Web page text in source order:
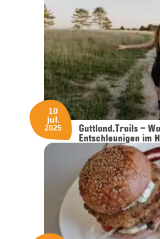
Guttland.Trails –
Entschleunigen im
10
jul.
2025